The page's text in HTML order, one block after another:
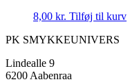
8,00 kr. Tilføj til kurv
PK SMYKKEUNIVERS
Lindealle 9
6200 Aabenraa